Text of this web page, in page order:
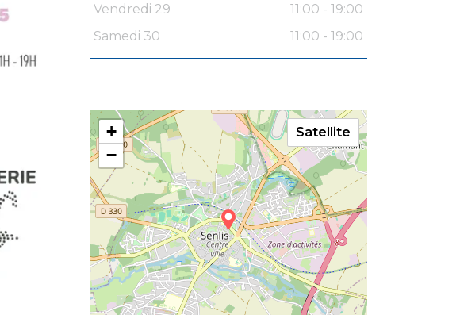
Vendredi 29
11:00 - 19:00
Samedi 30
11:00 - 19:00
+
−
Satellite